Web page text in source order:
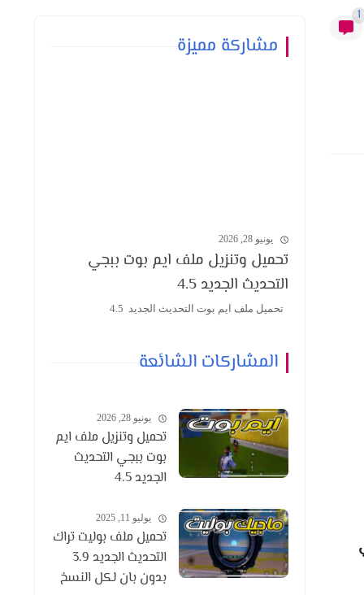
1
مشاركة مميزة
يونيو 28, 2026
تحميل وتنزيل ملف ايم بوت ببجي
التحديث الجديد 4.5
تحميل ملف ايم بوت التحديث الجديد 4.5
المشاركات الشائعة
يونيو 28, 2026
تحميل وتنزيل ملف ايم
بوت ببجي التحديث
الجديد 4.5
يوليو 11, 2025
تحميل ملف بوليت تراك
التحديث الجديد 3.9
بدون بان لكل النسخ